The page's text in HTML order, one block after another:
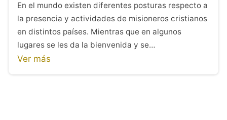
En el mundo existen diferentes posturas respecto a
la presencia y actividades de misioneros cristianos
en distintos países. Mientras que en algunos
lugares se les da la bienvenida y se…
Ver más